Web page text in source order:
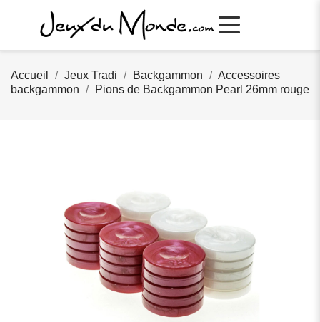
Accueil Jeux Tradi Backgammon
Accessoires
backgammon
Pions de Backgammon Pearl 26mm rouge